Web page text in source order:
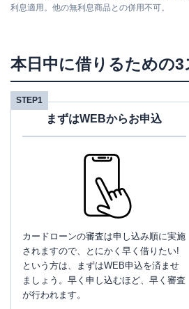
利息適用。他の無利息商品との併用不可。
本日中に借りるための
STEP1
まずはWEBからお申込
カードローンの審査は申し込み順に実施
されますので、とにかく早く借りたい!
という方は、まずはWEB申込を済ませ
ましょう。早く申し込むほど、早く審査
が行われます。